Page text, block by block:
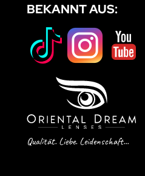
BEKANNT AUS:
Qualität. Liebe. Leidenschaft...